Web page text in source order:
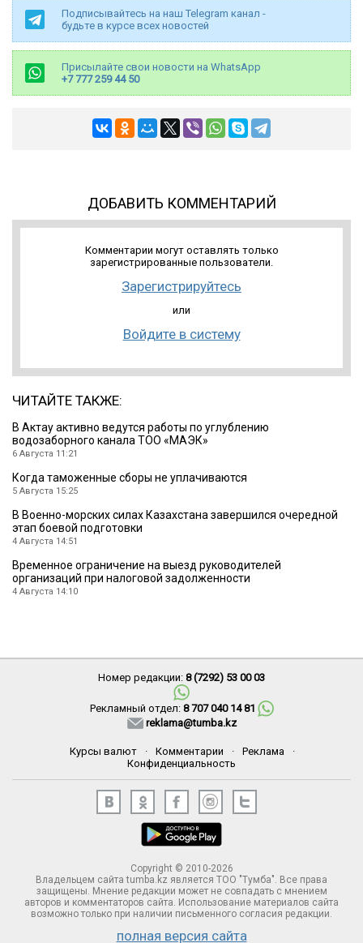
Подписывайтесь на наш Telegram канал -
будьте в курсе всех новостей
Присылайте свои новости на WhatsApp
+7 777 259 44 50
ДОБАВИТЬ КОММЕНТАРИЙ
Комментарии могут оставлять только
зарегистрированные пользователи.
Зарегистрируйтесь
или
Войдите в систему
ЧИТАЙТЕ ТАКЖЕ:
В Актау активно ведутся работы по углублению
водозаборного канала ТОО «МАЭК»
6 Августа 11:21
Когда таможенные сборы не уплачиваются
5 Августа 15:25
В Военно-морских силах Казахстана завершился очередной
этап боевой подготовки
4 Августа 14:51
Временное ограничение на выезд руководителей
организаций при налоговой задолженности
4 Августа 14:10
Номер редакции: 8 (7292) 53 00 03
Рекламный отдел: 8 707 040 14 81
reklama@tumba.kz
Курсы валют · Комментарии · Реклама
·
Конфиденциальность
Copyright © 2010-2026
Владельцем сайта tumba.kz является ТОО "Тумба". Все права
защищены. Мнение редакции может не совпадать с мнением
авторов и комментаторов сайта. Использование материалов сайта
возможно только при наличии письменного согласия редакции.
полная версия сайта